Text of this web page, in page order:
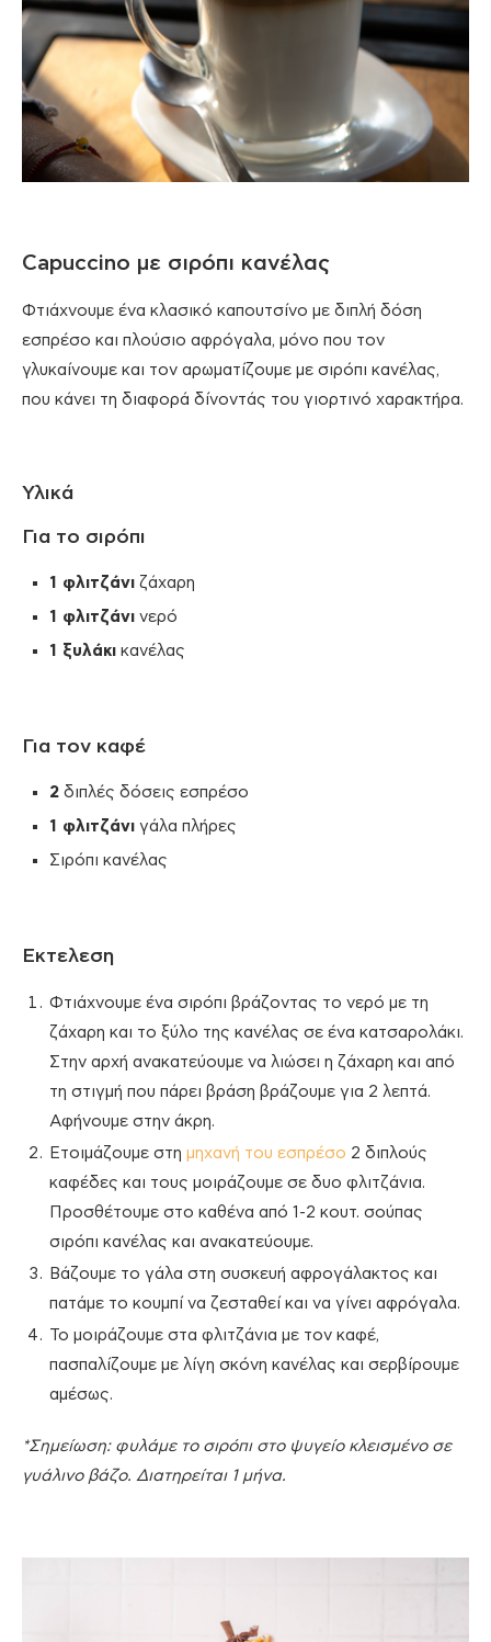
Capuccino με σιρόπι κανέλας
Φτιάχνουμε ένα κλασικό καπουτσίνο με διπλή δόση
εσπρέσο και πλούσιο αφρόγαλα, μόνο που τον
γλυκαίνουμε και τον αρωματίζουμε με σιρόπι κανέλας,
που κάνει τη διαφορά δίνοντάς του γιορτινό χαρακτήρα.
Υλικά
Για το σιρόπι
1 φλιτζάνι ζάχαρη
1 φλιτζάνι νερό
1 ξυλάκι κανέλας
Για τον καφέ
2 διπλές δόσεις εσπρέσο
1 φλιτζάνι γάλα πλήρες
Σιρόπι κανέλας
Εκτελεση
Φτιάχνουμε ένα σιρόπι βράζοντας το νερό με τη
ζάχαρη και το ξύλο της κανέλας σε ένα κατσαρολάκι.
Στην αρχή ανακατεύουμε να λιώσει η ζάχαρη και από
τη στιγμή που πάρει βράση βράζουμε για 2 λεπτά.
Αφήνουμε στην άκρη.
Ετοιμάζουμε στη μηχανή του εσπρέσο 2 διπλούς
καφέδες και τους μοιράζουμε σε δυο φλιτζάνια.
Προσθέτουμε στο καθένα από 1-2 κουτ. σούπας
σιρόπι κανέλας και ανακατεύουμε.
Βάζουμε το γάλα στη συσκευή αφρογάλακτος και
πατάμε το κουμπί να ζεσταθεί και να γίνει αφρόγαλα.
Το μοιράζουμε στα φλιτζάνια με τον καφέ,
πασπαλίζουμε με λίγη σκόνη κανέλας και σερβίρουμε
αμέσως.
*Σημείωση: φυλάμε το σιρόπι στο ψυγείο κλεισμένο σε
γυάλινο βάζο. Διατηρείται 1 μήνα.